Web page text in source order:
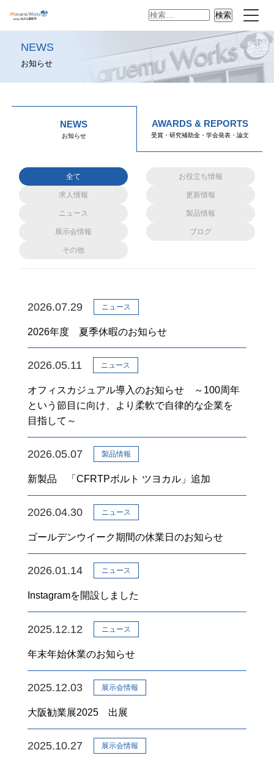
検
NEWS
お知らせ
NEWS
お知らせ
AWARDS & REPORTS
受賞・研究補助金・学会発表・論文
全て お役立ち情報
求人情報 更新情報
ニュース 製品情報
展示会情報 ブログ
その他
2026.07.29 ニュース
2026年度 夏季休暇のお知らせ
2026.05.11 ニュース
オフィスカジュアル導入のお知らせ ～100周年
という節目に向け、より柔軟で自律的な企業を
目指して～
2026.05.07 製品情報
新製品 「CFRTPボルト ツヨカル」追加
2026.04.30 ニュース
ゴールデンウイーク期間の休業日のお知らせ
2026.01.14 ニュース
Instagramを開設しました
2025.12.12 ニュース
年末年始休業のお知らせ
2025.12.03 展示会情報
大阪勧業展2025 出展
2025.10.27 展示会情報